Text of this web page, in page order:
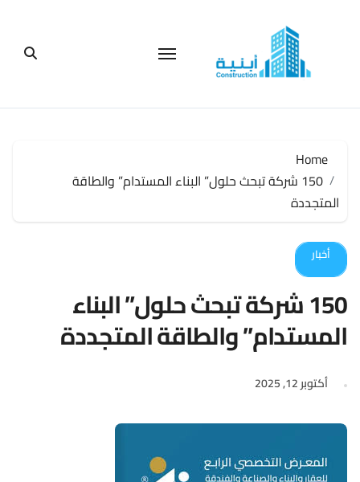
Home
150 شركة تبحث حلول” البناء المستدام” والطاقة
المتجددة
أخبار
150 شركة تبحث حلول” البناء
المستدام” والطاقة المتجددة
أكتوبر 12, 2025